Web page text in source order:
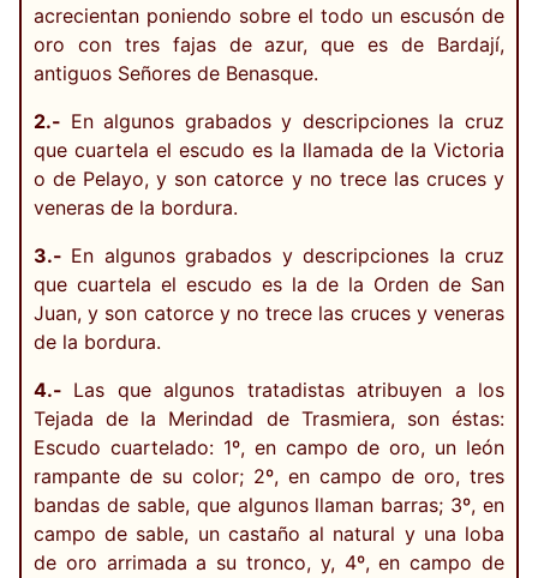
acrecientan poniendo sobre el todo un escusón de
oro con tres fajas de azur, que es de Bardají,
antiguos Señores de Benasque.
2.- En algunos grabados y descripciones la cruz
que cuartela el escudo es la llamada de la Victoria
o de Pelayo, y son catorce y no trece las cruces y
veneras de la bordura.
3.- En algunos grabados y descripciones la cruz
que cuartela el escudo es la de la Orden de San
Juan, y son catorce y no trece las cruces y veneras
de la bordura.
4.- Las que algunos tratadistas atribuyen a los
Tejada de la Merindad de Trasmiera, son éstas:
Escudo cuartelado: 1º, en campo de oro, un león
rampante de su color; 2º, en campo de oro, tres
bandas de sable, que algunos llaman barras; 3º, en
campo de sable, un castaño al natural y una loba
de oro arrimada a su tronco, y, 4º, en campo de